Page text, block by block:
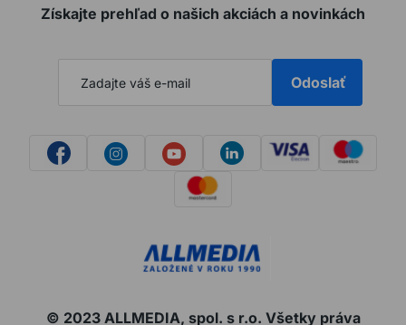
Získajte prehľad o našich akciách a novinkách
Odoslať
© 2023 ALLMEDIA, spol. s r.o. Všetky práva